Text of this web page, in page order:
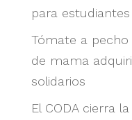
para
Tómate a
de mama
solidarios
El CODA cierra